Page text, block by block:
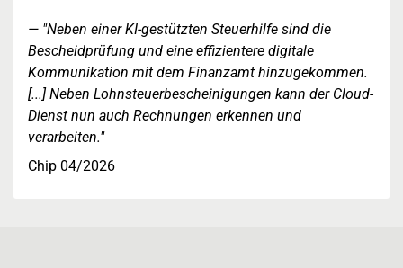
"Neben einer KI-gestützten Steuerhilfe sind die
Bescheidprüfung und eine effizientere digitale
Kommunikation mit dem Finanzamt hinzugekommen.
[...] Neben Lohnsteuerbescheinigungen kann der Cloud-
Dienst nun auch Rechnungen erkennen und
verarbeiten."
Chip 04/2026